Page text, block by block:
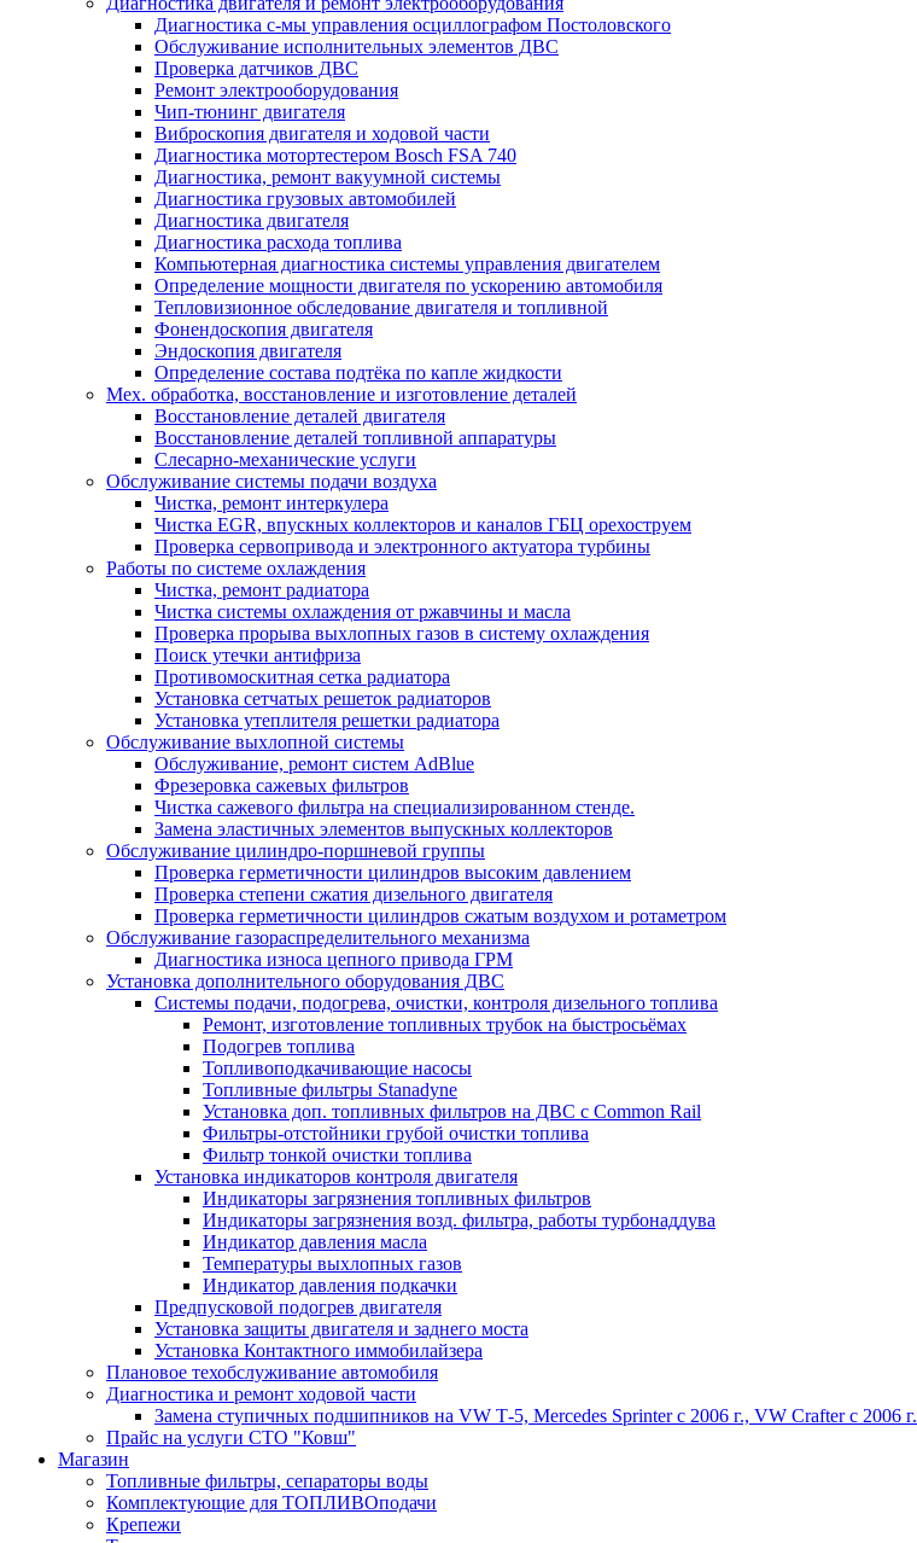
Диагностика с-мы управления осциллографом Постоловского
Обслуживание исполнительных элементов ДВС
Проверка датчиков ДВС
Ремонт электрооборудования
Чип-тюнинг двигателя
Виброскопия двигателя и ходовой части
Диагностика мотортестером Bosch FSA 740
Диагностика, ремонт вакуумной системы
Диагностика грузовых автомобилей
Диагностика двигателя
Диагностика расхода топлива
Компьютерная диагностика системы управления двигателем
Определение мощности двигателя по ускорению автомобиля
Тепловизионное обследование двигателя и топливной
Фонендоскопия двигателя
Эндоскопия двигателя
Определение состава подтёка по капле жидкости
Мех. обработка, восстановление и изготовление деталей
Восстановление деталей двигателя
Восстановление деталей топливной аппаратуры
Слесарно-механические услуги
Обслуживание системы подачи воздуха
Чистка, ремонт интеркулера
Чистка EGR, впускных коллекторов и каналов ГБЦ орехоструем
Проверка сервопривода и электронного актуатора турбины
Работы по системе охлаждения
Чистка, ремонт радиатора
Чистка системы охлаждения от ржавчины и масла
Проверка прорыва выхлопных газов в систему охлаждения
Поиск утечки антифриза
Противомоскитная сетка радиатора
Установка сетчатых решеток радиаторов
Установка утеплителя решетки радиатора
Обслуживание выхлопной системы
Обслуживание, ремонт систем AdBlue
Фрезеровка сажевых фильтров
Чистка сажевого фильтра на специализированном стенде.
Замена эластичных элементов выпускных коллекторов
Обслуживание цилиндро-поршневой группы
Проверка герметичности цилиндров высоким давлением
Проверка степени сжатия дизельного двигателя
Проверка герметичности цилиндров сжатым воздухом и ротаметром
Обслуживание газораспределительного механизма
Диагностика износа цепного привода ГРМ
Установка дополнительного оборудования ДВС
Системы подачи, подогрева, очистки, контроля дизельного топлива
Ремонт, изготовление топливных трубок на быстросьёмах
Подогрев топлива
Топливоподкачивающие насосы
Топливные фильтры Stanadyne
Установка доп. топливных фильтров на ДВС с Common Rail
Фильтры-отстойники грубой очистки топлива
Фильтр тонкой очистки топлива
Установка индикаторов контроля двигателя
Индикаторы загрязнения топливных фильтров
Индикаторы загрязнения возд. фильтра, работы турбонаддува
Индикатор давления масла
Температуры выхлопных газов
Индикатор давления подкачки
Предпусковой подогрев двигателя
Установка защиты двигателя и заднего моста
Установка Контактного иммобилайзера
Плановое техобслуживание автомобиля
Диагностика и ремонт ходовой части
Замена ступичных подшипников на VW Т-5, Mercedes Sprinter c 2006 г., VW Crafter с 2006 г.
Прайс на услуги СТО "Ковш"
Магазин
Топливные фильтры, сепараторы воды
Комплектующие для ТОПЛИВОподачи
Крепежи